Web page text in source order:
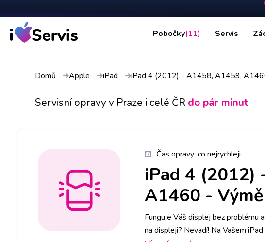
Pobočky(11) Servis
Domů Apple iPad iPad 4 (2012) - A1458, A1459,
Servisní opravy v Praze i celé ČR do pár minut
Čas opravy: co nejrychleji
iPad 4 (2012)
A1460 -
Funguje Váš displej bez problému
na displeji? Nevadí! Na Vašem